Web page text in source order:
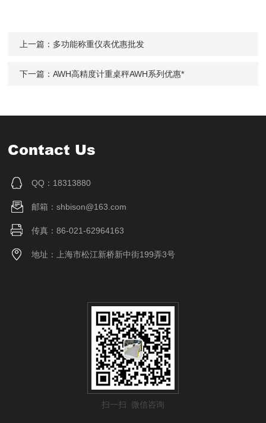
上一篇： 多功能称重仪表优惠批发
下一篇：AWH高精度计重桌秤AWH系列优惠*
Contact Us
QQ：18313880
邮箱：shbison@163.com
传真：86-021-62964163
地址：上海市松江新桥新中街199弄3号
扫一扫 微信咨询